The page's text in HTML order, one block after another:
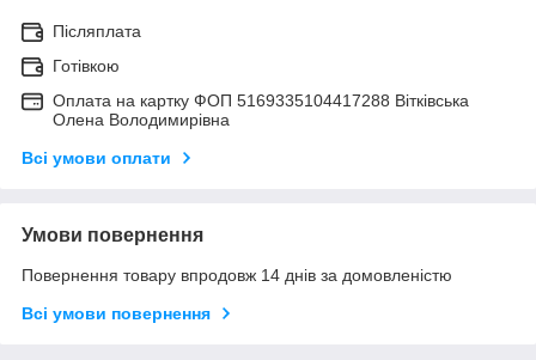
Післяплата
Готівкою
Оплата на картку ФОП 5169335104417288 Вітківська
Олена Володимирівна
Всі умови оплати
Умови повернення
Повернення товару впродовж 14 днів за домовленістю
Всі умови повернення